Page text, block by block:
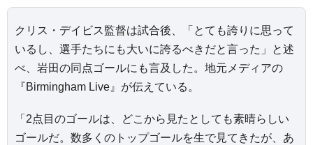
クリス・デイビス監督は試合後、「とても誇りに思って
いるし、選手たちにも大いに誇るべきだと言った」と述
べ、岩田の同点ゴールにも言及した。地元メディアの
『Birmingham Live』が伝えている。
「2点目のゴールは、どこから見たとしても素晴らしい
ゴールだ。数多くのトップゴールを生で見てきたが、あ